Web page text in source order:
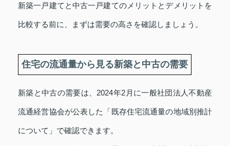
新築一戸建てと中古一戸建てのメリットとデメリットを
比較する前に、まずは需要の高さを確認しましょう。
住宅の流通量から見る新築と中古の需要
新築と中古の需要は、2024年2月に一般社団法人不動産
流通経営協会が公表した「既存住宅流通量の地域別推計
について」で確認できます。